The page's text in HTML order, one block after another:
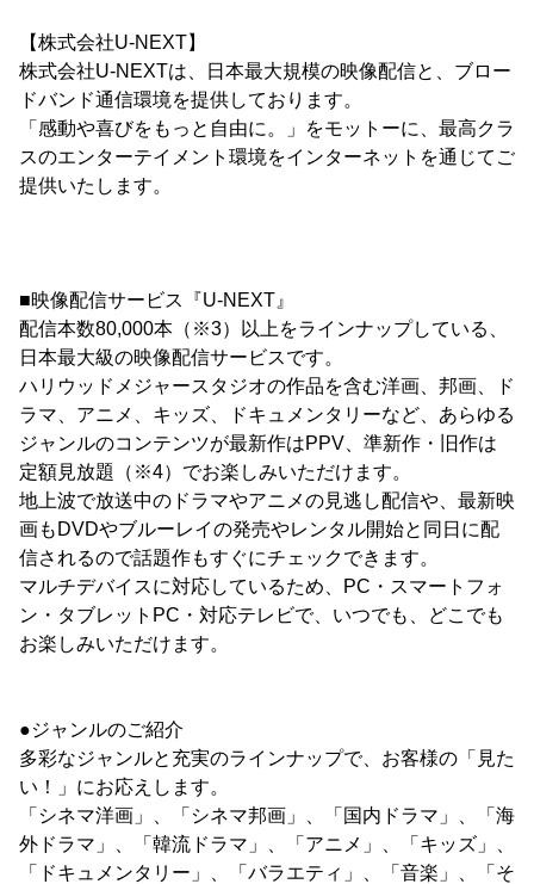
【株式会社U-NEXT】
株式会社U-NEXTは、日本最大規模の映像配信と、ブロー
ドバンド通信環境を提供しております。
「感動や喜びをもっと自由に。」をモットーに、最高クラ
スのエンターテイメント環境をインターネットを通じてご
提供いたします。
■映像配信サービス『U-NEXT』
配信本数80,000本（※3）以上をラインナップしている、
日本最大級の映像配信サービスです。
ハリウッドメジャースタジオの作品を含む洋画、邦画、ド
ラマ、アニメ、キッズ、ドキュメンタリーなど、あらゆる
ジャンルのコンテンツが最新作はPPV、準新作・旧作は
定額見放題（※4）でお楽しみいただけます。
地上波で放送中のドラマやアニメの見逃し配信や、最新映
画もDVDやブルーレイの発売やレンタル開始と同日に配
信されるので話題作もすぐにチェックできます。
マルチデバイスに対応しているため、PC・スマートフォ
ン・タブレットPC・対応テレビで、いつでも、どこでも
お楽しみいただけます。
●ジャンルのご紹介
多彩なジャンルと充実のラインナップで、お客様の「見た
い！」にお応えします。
「シネマ洋画」、「シネマ邦画」、「国内ドラマ」、「海
外ドラマ」、「韓流ドラマ」、「アニメ」、「キッズ」、
「ドキュメンタリー」、「バラエティ」、「音楽」、「そ